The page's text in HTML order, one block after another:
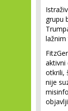
grupu
lažnim
aktivni
otkrili,
nije